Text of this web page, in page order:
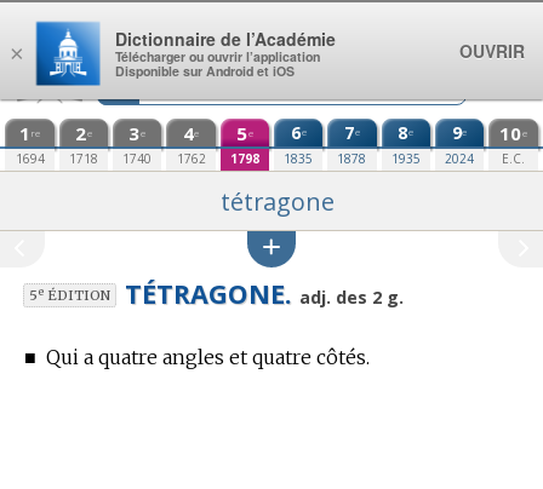
Aller au contenu
1 re
1694
2e
1718
3e
1740
4e
1762
5e
1798
6e
1835
7e
1878
8e
1935
9e
2024
10e
E.C.
tétragone
5eÉDITION TÉTRAGONE. adj. des 2 g.
■ Qui a quatre angles et quatre côtés.
×
Dictionnaire de l’Académie
Télécharger ou ouvrir l’application
Disponible sur Android et iOS
OUVRIR